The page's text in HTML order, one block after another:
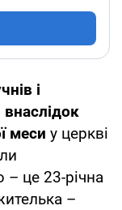
і
меси у церкві
це 23-річна
–